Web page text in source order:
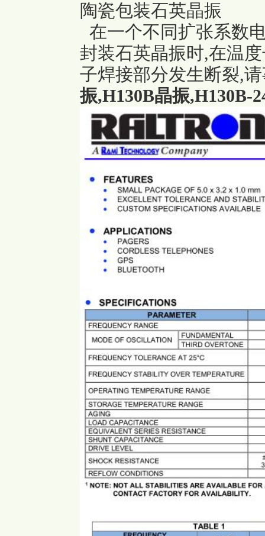
陶瓷包装石英晶振
在一个不同扩张系数
封装石英晶振时,在温
子焊接部分发生断裂,
振,H130B晶振,H130B-